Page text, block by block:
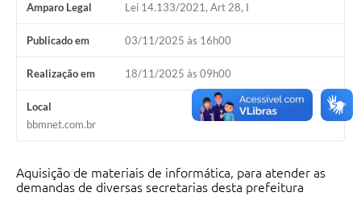
Amparo Legal Lei 14.133/2021, Art 28, I
Publicado em 03/11/2025 às 16h00
Realização em 18/11/2025 às 09h00
Local
bbmnet.com.br
Aquisição de materiais de informática, para atender as
demandas de diversas secretarias desta prefeitura